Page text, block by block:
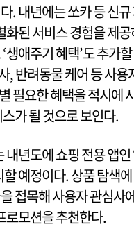
. 내년에는 쏘카 등 신
화된 서비스 경험을 제
생애주기 혜택’도 추가
, 반려동물 케어 등 사
필요한 혜택을 적시에
가 될 것으로 보인다.
내년도에 쇼핑 전용 앱
할 예정이다. 상품 탐색
접목해 사용자 관심사
로모션을 추천한다.